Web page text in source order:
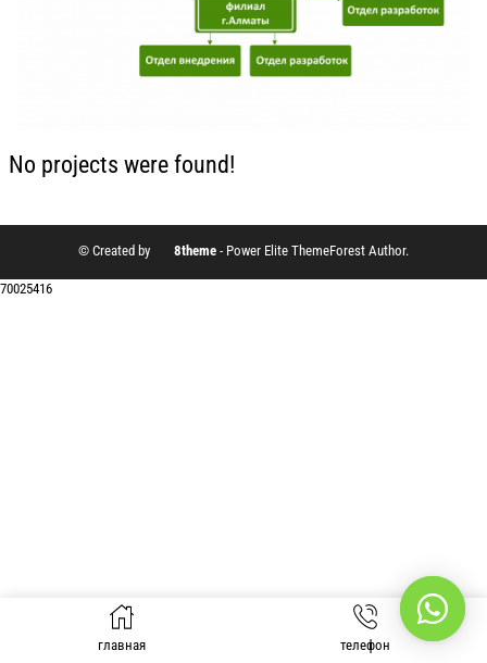
No projects were found!
© Created by 8theme - Power Elite ThemeForest Author.
главная телефон
70025416